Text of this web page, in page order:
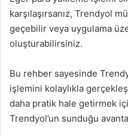
karşılaşırsanız, Trendyol
geçebilir veya uygulama
oluşturabilirsiniz.
Bu rehber sayesinde
işlemini kolaylıkla
daha pratik hale getirmek
Trendyol’un sunduğu